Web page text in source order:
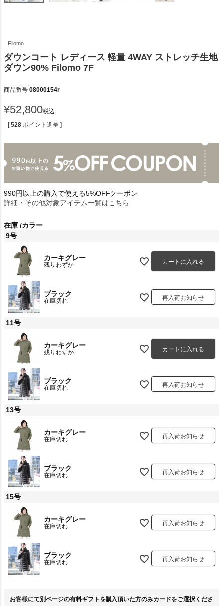
Filomo
ダウンコート レディース 軽量 4WAY ストレッチ生地
ダウン90% Filomo 7F
商品番号 08000154r
¥52,800税込
[ 528 ポイント進呈 ]
990円以上の購入で使える5%OFFクーポン
詳細・その他対象アイテム一覧はこちら
在庫 カラー
9号
カーキグレー
残りわずか カートに入れる
ブラック
在庫切れ 再入荷お知らせ
11号
カーキグレー
残りわずか カートに入れる
ブラック
在庫切れ 再入荷お知らせ
13号
カーキグレー
在庫切れ 再入荷お知らせ
ブラック
在庫切れ 再入荷お知らせ
15号
カーキグレー
在庫切れ 再入荷お知らせ
ブラック
在庫切れ 再入荷お知らせ
お客様にて別ページの有料ギフトを購入頂いた方のみカードをご選択くださ